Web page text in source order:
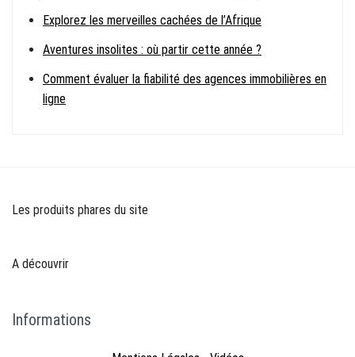
Explorez les merveilles cachées de l’Afrique
Aventures insolites : où partir cette année ?
Comment évaluer la fiabilité des agences immobilières en
ligne
Les produits phares du site
A découvrir
Informations